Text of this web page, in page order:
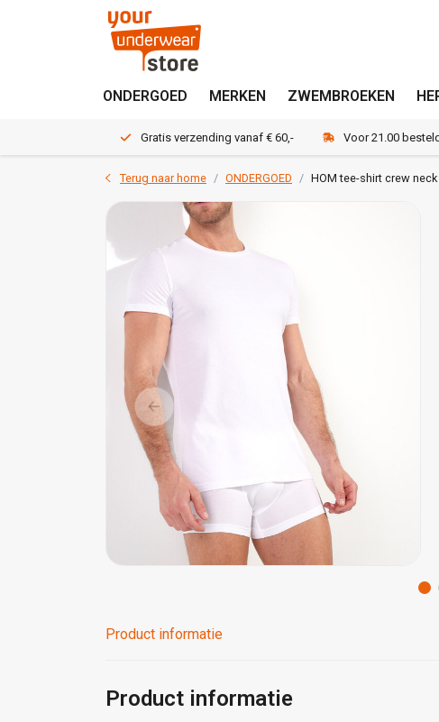
ONDERGOED MERKEN ZWEMBROEKEN
Gratis verzending vanaf € 60,- Voor 21.00
Terug naar home ONDERGOED HOM tee-shirt crew
Product informatie
Product informatie